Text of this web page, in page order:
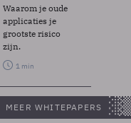
Waarom je oude
applicaties je
grootste risico
zijn.
1 min
MEER WHITEPAPERS